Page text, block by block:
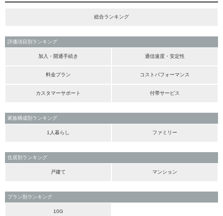
総合ランキング
評価項目別ランキング
加入・開通手続き 通信速度・安定性
料金プラン コストパフォーマンス
カスタマーサポート 付帯サービス
家族構成別ランキング
1人暮らし ファミリー
住居別ランキング
戸建て マンション
プラン別ランキング
10G